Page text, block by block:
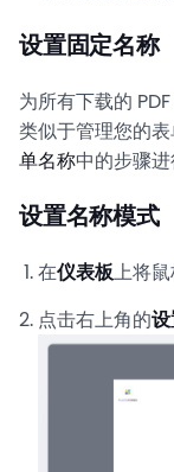
设置固定名称
为所有下载的
类似于管理您的
单名称中的步骤进
设置名称模式
在仪表板上将鼠
点击右上角的